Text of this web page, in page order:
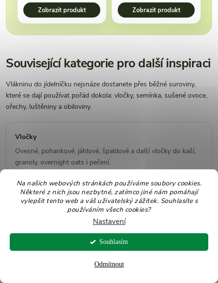
Na našich webových stránkách používáme soubory cookies.
Některé z nich jsou nezbytné, zatímco jiné nám pomáhají
vylepšit tento web a váš uživatelský zážitek. Souhlasíte s
používáním všech cookies?
Nastavení
Odmítnout
Souhlasím
Zobrazit produkt Zobrazit produkt
Související kategorie pro další inspiraci
Vlákninu do jídelníčku nejsnáze dostanete přes běžné suroviny,
které se dají používat pořád dokola: vločky, semínka, sušené ovoce,
ořechy, luštěniny a obiloviny.
Vločky
Ovesné, pohankové, jáhlové, špaldové a další vločky do kaší,
granoly, overnight oats i pečení.
Semínka a jádra
Chia, len, slunečnicová, dýňová, sezamová a konopná semínka
do snídaní, salátů i pečení.